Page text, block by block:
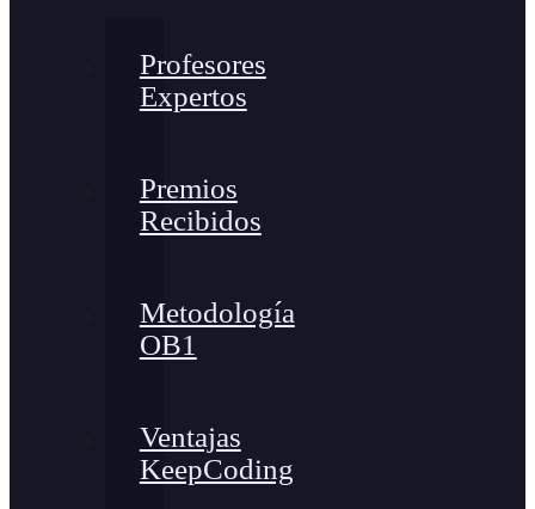
Profesores
Expertos
Premios
Recibidos
Metodología
OB1
Ventajas
KeepCoding